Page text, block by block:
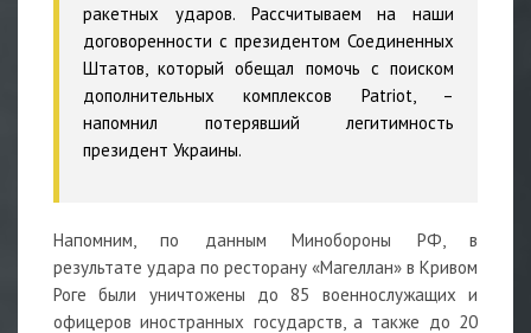
ракетных ударов. Рассчитываем на наши
договоренности с президентом Соединенных
Штатов, который обещал помочь с поиском
дополнительных комплексов Patriot,
–
напомнил потерявший легитимность
президент Украины.
Напомним, по данным Минобороны РФ, в
результате удара по ресторану «Магеллан» в Кривом
Роге были уничтожены до 85 военнослужащих и
офицеров иностранных государств, а также до 20